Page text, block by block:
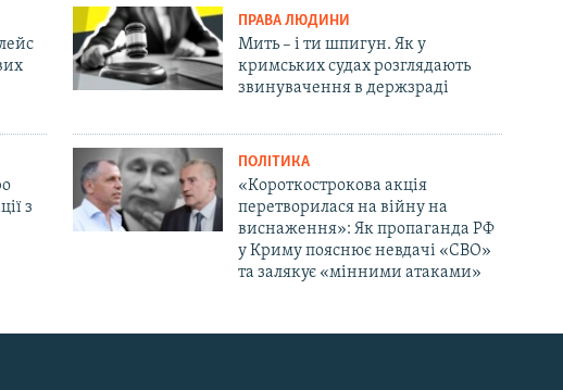
ПРАВА ЛЮДИНИ
Мить – і ти шпигун. Як у
кримських судах розглядають
звинувачення в держзраді
з
ПОЛІТИКА
«Короткострокова акція
перетворилася на війну на
виснаження»: Як пропаганда РФ
у Криму пояснює невдачі «СВО»
та залякує «мінними атаками»